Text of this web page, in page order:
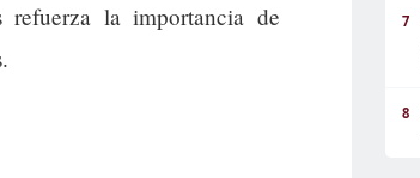
la importancia de
7
8